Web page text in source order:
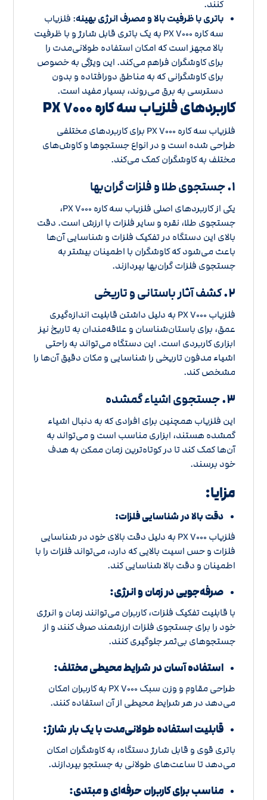
کنند.
باتری با ظرفیت بالا و مصرف انرژی بهینه: فلزیاب
سه کاره PX ۷۰۰۰ به یک باتری قابل شارژ و با ظرفیت
بالا مجهز است که امکان استفاده طولانی‌مدت را
برای کاوشگران فراهم می‌کند. این ویژگی به خصوص
برای کاوشگرانی که به مناطق دورافتاده و بدون
دسترسی به برق می‌روند، بسیار مفید است.
کاربردهای فلزیاب سه کاره PX ۷۰۰۰
فلزیاب سه کاره PX ۷۰۰۰ برای کاربردهای مختلفی
طراحی شده است و در انواع جستجوها و کاوش‌های
مختلف به کاوشگران کمک می‌کند.
۱. جستجوی طلا و فلزات گران‌بها
یکی از کاربردهای اصلی فلزیاب سه کاره PX ۷۰۰۰،
جستجوی طلا، نقره و سایر فلزات با ارزش است. دقت
بالای این دستگاه در تفکیک فلزات و شناسایی آن‌ها
باعث می‌شود که کاوشگران با اطمینان بیشتر به
جستجوی فلزات گران‌بها بپردازند.
۲. کشف آثار باستانی و تاریخی
فلزیاب PX ۷۰۰۰ به دلیل داشتن قابلیت اندازه‌گیری
عمق، برای باستان‌شناسان و علاقه‌مندان به تاریخ نیز
ابزاری کاربردی است. این دستگاه می‌تواند به راحتی
اشیاء مدفون تاریخی را شناسایی و مکان دقیق آن‌ها را
مشخص کند.
۳. جستجوی اشیاء گمشده
این فلزیاب همچنین برای افرادی که به دنبال اشیاء
گمشده هستند، ابزاری مناسب است و می‌تواند به
آن‌ها کمک کند تا در کوتاه‌ترین زمان ممکن به هدف
خود برسند.
مزایا:
دقت بالا در شناسایی فلزات:
فلزیاب PX ۷۰۰۰ به دلیل دقت بالای خود در شناسایی
فلزات و حس اسیت بالایی که دارد، می‌تواند فلزات را با
اطمینان و دقت بالا شناسایی کند.
صرفه‌جویی در زمان و انرژی:
با قابلیت تفکیک فلزات، کاربران می‌توانند زمان و انرژی
خود را برای جستجوی فلزات ارزشمند صرف کنند و از
جستجوهای بی‌ثمر جلوگیری کنند.
استفاده آسان در شرایط محیطی مختلف:
طراحی مقاوم و وزن سبک PX ۷۰۰۰ به کاربران امکان
می‌دهد در هر شرایط محیطی از آن استفاده کنند.
قابلیت استفاده طولانی‌مدت با یک بار شارژ:
باتری قوی و قابل شارژ دستگاه، به کاوشگران امکان
می‌دهد تا ساعت‌های طولانی به جستجو بپردازند.
مناسب برای کاربران حرفه‌ای و مبتدی: